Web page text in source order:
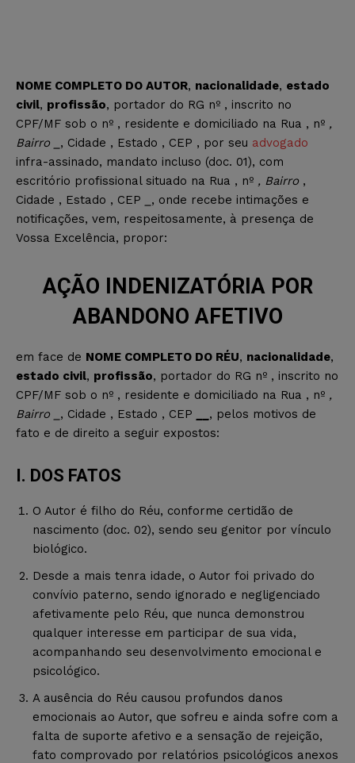
NOME COMPLETO DO AUTOR, nacionalidade, estado
civil, profissão, portador do RG nº , inscrito no
CPF/MF sob o nº , residente e domiciliado na Rua , nº ,
Bairro _ , Cidade , Estado , CEP , por seu advogado
infra-assinado, mandato incluso (doc. 01), com
escritório profissional situado na Rua , nº , Bairro ,
Cidade , Estado , CEP
, onde recebe intimações e
notificações, vem, respeitosamente, à presença de
Vossa Excelência, propor:
AÇÃO INDENIZATÓRIA POR
ABANDONO AFETIVO
em face de NOME COMPLETO DO RÉU, nacionalidade,
estado civil, profissão, portador do RG nº , inscrito no
CPF/MF sob o nº , residente e domiciliado na Rua , nº ,
Bairro _ , Cidade , Estado , CEP
, pelos motivos de
fato e de direito a seguir expostos:
I. DOS FATOS
O Autor é filho do Réu, conforme certidão de
nascimento (doc. 02), sendo seu genitor por vínculo
biológico.
Desde a mais tenra idade, o Autor foi privado do
convívio paterno, sendo ignorado e negligenciado
afetivamente pelo Réu, que nunca demonstrou
qualquer interesse em participar de sua vida,
acompanhando seu desenvolvimento emocional e
psicológico.
A ausência do Réu causou profundos danos
emocionais ao Autor, que sofreu e ainda sofre com a
falta de suporte afetivo e a sensação de rejeição,
fato comprovado por relatórios psicológicos anexos